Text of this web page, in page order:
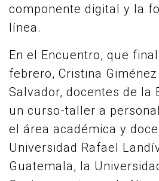
componente digital y la
línea.
En el Encuentro, que
febrero, Cristina
Salvador, docentes de la
un curso-taller a
el área académica y
Universidad Rafael
Guatemala, la